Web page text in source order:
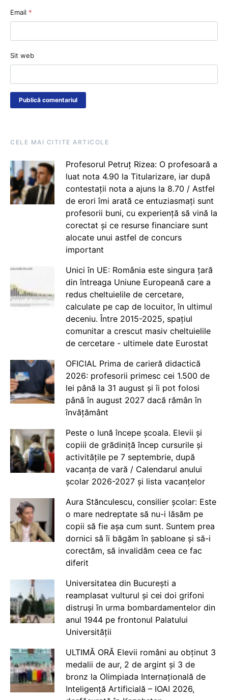
Email *
Sit web
CELE MAI CITITE ARTICOLE
Profesorul Petruț Rizea: O profesoară a
luat nota 4.90 la Titularizare, iar după
contestații nota a ajuns la 8.70 / Astfel
de erori îmi arată ce entuziasmați sunt
profesorii buni, cu experiență să vină la
corectat și ce resurse financiare sunt
alocate unui astfel de concurs
important
Unici în UE: România este singura țară
din întreaga Uniune Europeană care a
redus cheltuielile de cercetare,
calculate pe cap de locuitor, în ultimul
deceniu. Între 2015-2025, spațiul
comunitar a crescut masiv cheltuielile
de cercetare - ultimele date Eurostat
OFICIAL Prima de carieră didactică
2026: profesorii primesc cei 1.500 de
lei până la 31 august și îi pot folosi
până în august 2027 dacă rămân în
învățământ
Peste o lună începe școala. Elevii și
copiii de grădiniță încep cursurile și
activitățile pe 7 septembrie, după
vacanța de vară / Calendarul anului
școlar 2026-2027 și lista vacanțelor
Aura Stănculescu, consilier școlar: Este
o mare nedreptate să nu-i lăsăm pe
copii să fie așa cum sunt. Suntem prea
dornici să îi băgăm în șabloane și să-i
corectăm, să invalidăm ceea ce fac
diferit
Universitatea din București a
reamplasat vulturul și cei doi grifoni
distruși în urma bombardamentelor din
anul 1944 pe frontonul Palatului
Universității
ULTIMĂ ORĂ Elevii români au obținut 3
medalii de aur, 2 de argint și 3 de
bronz la Olimpiada Internațională de
Inteligență Artificială – IOAI 2026,